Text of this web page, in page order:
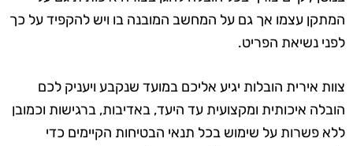
המתקן עצמו אך גם על המחשב המובנה בו ויש להקפיד על כך
לפני נשיאת הפריט.
צוות אירית הובלות יגיע אליכם במועד שנקבע ויעניק לכם
הובלה איכותית ומקצועית עד היעד, באדיבות, ברגישות וכמובן
ללא פשרות על שימוש בכל תנאי הבטיחות הקיימים כדי